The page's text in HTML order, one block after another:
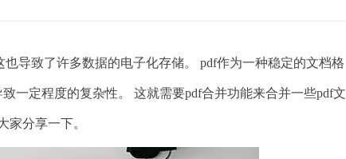
致了许多数据的电子化存储。 pdf作为一种稳定的文档格
一定程度的复杂性。 这就需要pdf合并功能来合并一些pdf文
家分享一下。